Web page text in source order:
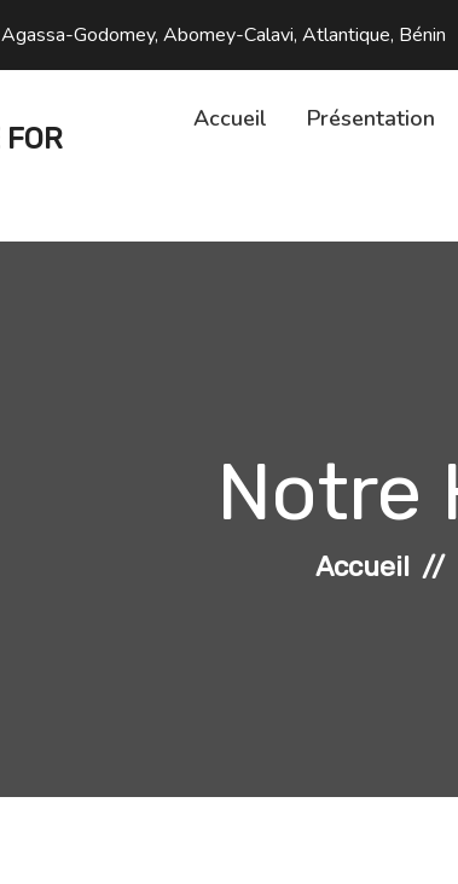
Agassa-Godomey, Abomey-Calavi, Atlantique, Bénin
Accueil Présentation
Notre
Accueil